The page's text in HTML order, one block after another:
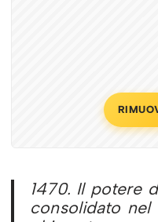
1470. Il potere
consolidato nel